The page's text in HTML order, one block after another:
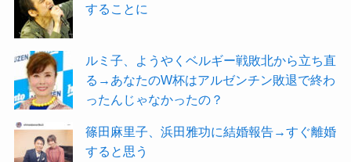
することに
ルミ子、ようやくベルギー戦敗北から立ち直
る→あなたのW杯はアルゼンチン敗退で終わ
ったんじゃなかったの？
篠田麻里子、浜田雅功に結婚報告→すぐ離婚
すると思う